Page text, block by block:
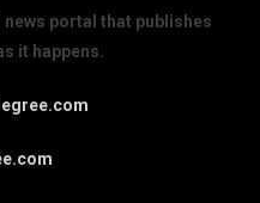
news portal that publishes
it happens.